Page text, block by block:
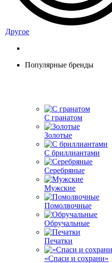
Другое
Популярные бренды
С гранатом
Золотые
С бриллиантами
Серебряные
Мужские
Помолвочные
Обручальные
Печатки
«Спаси и сохрани»